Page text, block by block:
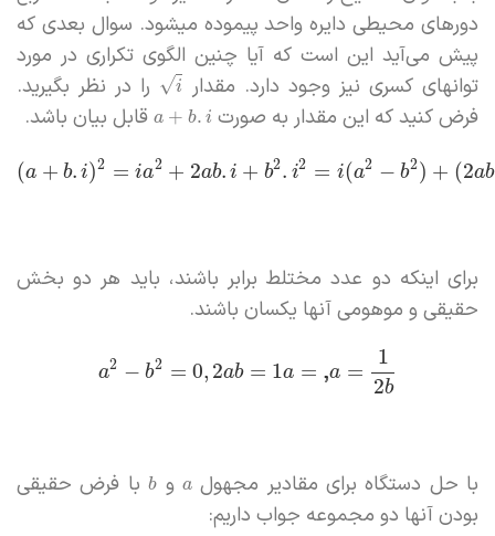
دورهای محیطی دایره واحد پیموده میشود. سوال بعدی که
پیش می‌آید این است که آیا چنین الگوی تکراری در مورد
توانهای کسری نیز وجود دارد. مقدار
i
√ را در نظر بگیرید.
فرض کنید که این مقدار به صورت
a + b. i قابل بیان باشد.
(a + b. i)2 = ia2 + 2ab. i + b2. i2 = i(a2 − b2) + (2ab
برای اینکه دو عدد مختلط برابر باشند، باید هر دو بخش
حقیقی و موهومی آنها یکسان باشند.
a2 − b2 = 0, 2ab = 1a = ,,a =
1
2b
با حل دستگاه برای مقادیر مجهول a و b با فرض حقیقی
بودن آنها دو مجموعه جواب داریم: